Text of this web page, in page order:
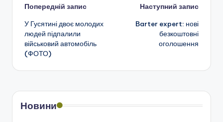
Навігація
по
запису
Попередній запис
У Гусятині двоє молодих
людей підпалили
військовий автомобіль
(ФОТО)
Наступний запис
Barter expert: нові
безкоштовні
оголошення
Новини